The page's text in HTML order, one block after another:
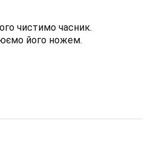
чистимо часник.
його ножем.